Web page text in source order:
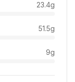
23.4g
51.5g
9g